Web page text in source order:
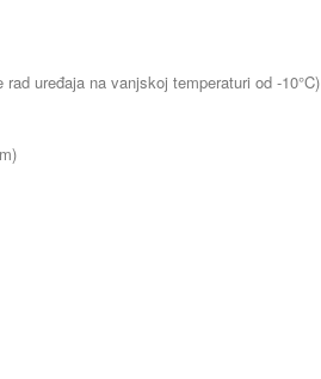
uređaja na vanjskoj temperaturi od -10°C)